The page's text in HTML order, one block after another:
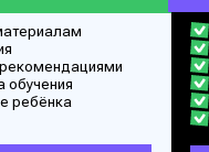
обучения
ребёнка